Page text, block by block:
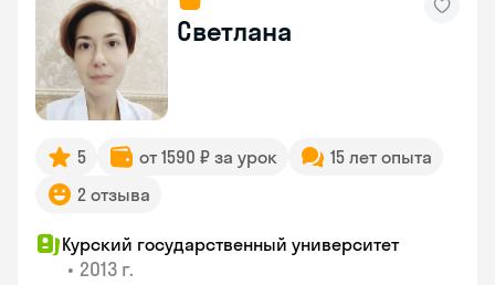
Светлана
5 от 1590 ₽ за урок
15 лет опыта
2 отзыва
Курский государственный университет
• 2013 г.